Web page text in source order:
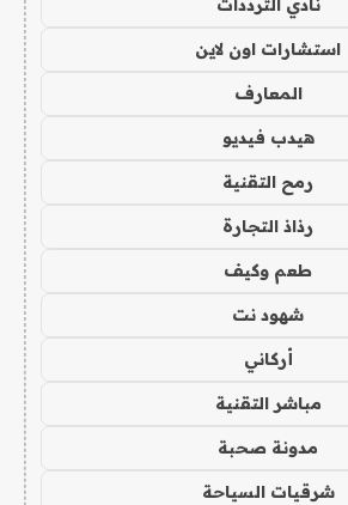
نادي الترددات
استشارات اون لاين
المعارف
هيدب فيديو
رمح التقنية
رذاذ التجارة
طعم وكيف
شهود نت
أركاني
مباشر التقنية
مدونة صحبة
شرقيات السياحة